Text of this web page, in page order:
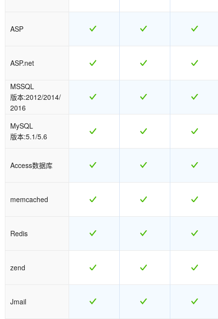
ASP
ASP.net
MSSQL
版本:2012/2014/
2016
MySQL
版本:5.1/5.6
Access数据库
memcached
Redis
zend
Jmail